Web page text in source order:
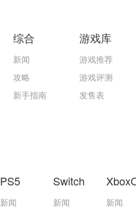
综合
新闻
攻略
新手指南
游戏库
游戏推荐
游戏评测
发售表
PS5
新闻
Switch
新闻 新闻